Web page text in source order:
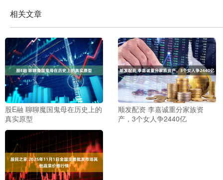
相关文章
股E融 聊聊魔国鬼母在历史上的
真实原型
顺发配资 李嘉诚重分家族资
产，3个女人争2440亿